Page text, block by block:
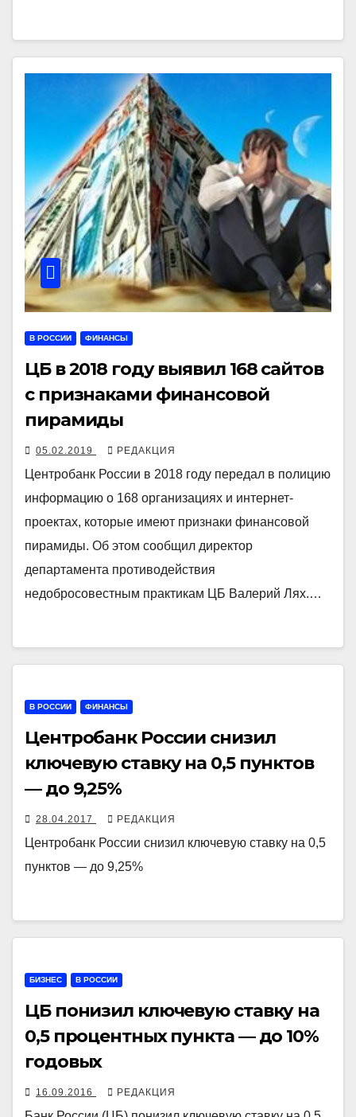
В РОССИИ ФИНАНСЫ
ЦБ в 2018 году выявил 168 сайтов
с признаками финансовой
пирамиды
05.02.2019 РЕДАКЦИЯ
Центробанк России в 2018 году передал в полицию
информацию о 168 организациях и интернет-
проектах, которые имеют признаки финансовой
пирамиды. Об этом сообщил директор
департамента противодействия
недобросовестным практикам ЦБ Валерий Лях.…
В РОССИИ ФИНАНСЫ
Центробанк России снизил
ключевую ставку на 0,5 пунктов
— до 9,25%
28.04.2017 РЕДАКЦИЯ
Центробанк России снизил ключевую ставку на 0,5
пунктов — до 9,25%
БИЗНЕС В РОССИИ
ЦБ понизил ключевую ставку на
0,5 процентных пункта — до 10%
годовых
16.09.2016 РЕДАКЦИЯ